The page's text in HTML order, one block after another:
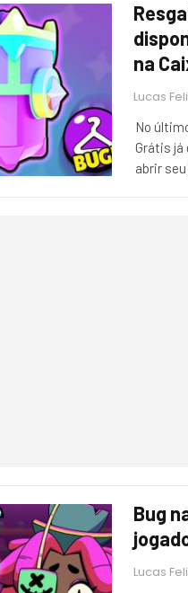
na
Lucas
No
Grátis já
abrir
Bug
Lucas